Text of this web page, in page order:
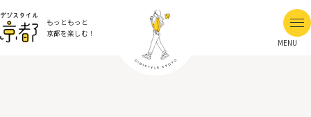
もっともっと
京都を楽しむ！
MENU